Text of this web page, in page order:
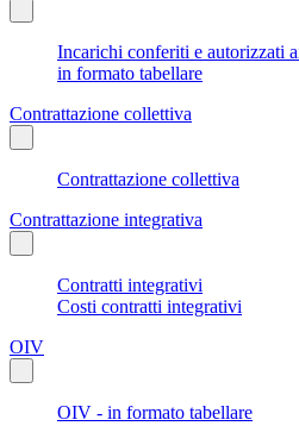
Incarichi conferiti e autorizzati
in formato tabellare
Contrattazione collettiva
Contrattazione collettiva
Contrattazione integrativa
Contratti integrativi
Costi contratti integrativi
OIV
OIV - in formato tabellare